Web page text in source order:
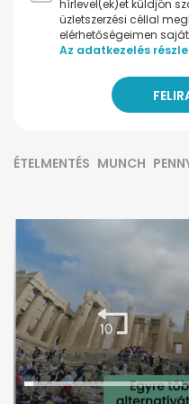
hírlevel(ek)et küldjön
üzletszerzési céllal
elérhetőségeimen
Az adatkezelés
ÉTELMENTÉS MUNCH